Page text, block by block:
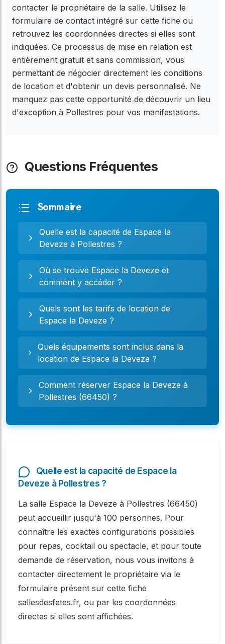
contacter le propriétaire de la salle. Utilisez le
formulaire de contact intégré sur cette fiche ou
retrouvez les coordonnées directes si elles sont
indiquées. Ce processus de mise en relation est
entièrement gratuit et sans commission, vous
permettant de négocier directement les conditions
de location et d'obtenir un devis personnalisé. Ne
manquez pas cette opportunité de découvrir un lieu
d'exception à Pollestres pour vos manifestations.
Questions Fréquentes
Sommaire
Quelle est la capacité de Espace la
Deveze à Pollestres ?
Où se trouve Espace la Deveze et
comment y accéder ?
Quels sont les tarifs de location de
Espace la Deveze ?
Quels équipements sont inclus dans la
location de Espace la Deveze ?
Comment réserver Espace la Deveze à
Pollestres (66450) ?
Quelle est la capacité de Espace la
Deveze à Pollestres ?
La salle Espace la Deveze à Pollestres (66450)
peut accueillir jusqu'à 100 personnes. Pour
connaître les exactes configurations possibles
pour repas, cocktail ou spectacle, et pour toute
demande de réservation, nous vous invitons à
contacter directement le propriétaire via le
formulaire présent sur cette fiche
sallesdesfetes.fr, ou par les coordonnées
directes si elles sont affichées.